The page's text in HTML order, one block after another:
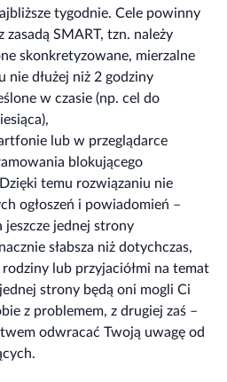
tygodnie. Cele powinny
zasadą SMART, tzn. należy
skonkretyzowane, mierzalne
nie dłużej niż 2 godziny
w czasie (np. cel do
lub w przeglądarce
blokującego
temu rozwiązaniu nie
ogłoszeń i powiadomień –
jednej strony
słabsza niż dotychczas,
rodziny lub przyjaciółmi na temat
strony będą oni mogli Ci
z problemem, z drugiej zaś –
odwracać Twoją uwagę od